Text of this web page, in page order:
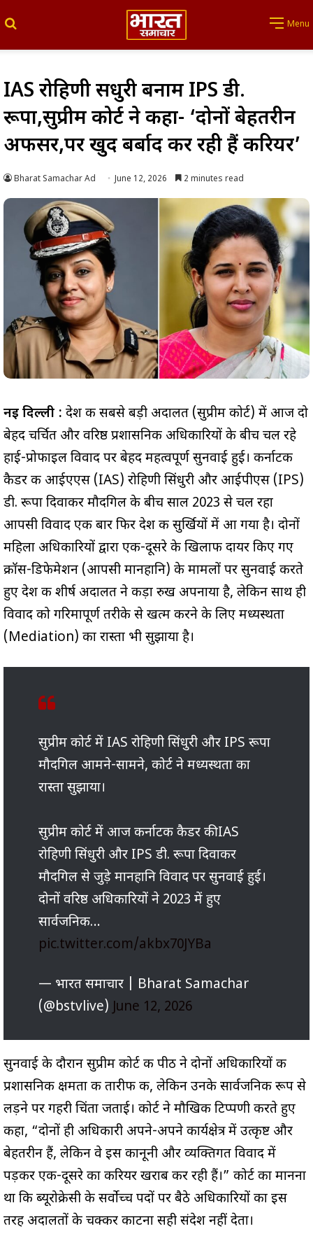
Menu
IAS रोहिणी सिंधुरी बनाम IPS डी.
रूपा,सुप्रीम कोर्ट ने कहा- ‘दोनों बेहतरीन
अफसर,पर खुद बर्बाद कर रही हैं करियर’
Bharat Samachar Ad June 12, 2026 2 minutes read
नई दिल्ली : देश की सबसे बड़ी अदालत (सुप्रीम कोर्ट) में आज दो
बेहद चर्चित और वरिष्ठ प्रशासनिक अधिकारियों के बीच चल रहे
हाई-प्रोफाइल विवाद पर बेहद महत्वपूर्ण सुनवाई हुई। कर्नाटक
कैडर की आईएएस (IAS) रोहिणी सिंधुरी और आईपीएस (IPS)
डी. रूपा दिवाकर मौदगिल के बीच साल 2023 से चल रहा
आपसी विवाद एक बार फिर देश की सुर्खियों में आ गया है। दोनों
महिला अधिकारियों द्वारा एक-दूसरे के खिलाफ दायर किए गए
क्रॉस-डिफेमेशन (आपसी मानहानि) के मामलों पर सुनवाई करते
हुए देश की शीर्ष अदालत ने कड़ा रुख अपनाया है, लेकिन साथ ही
विवाद को गरिमापूर्ण तरीके से खत्म करने के लिए मध्यस्थता
(Mediation) का रास्ता भी सुझाया है।
सुप्रीम कोर्ट में IAS रोहिणी सिंधुरी और IPS रूपा
मौदगिल आमने-सामने, कोर्ट ने मध्यस्थता का
रास्ता सुझाया।
सुप्रीम कोर्ट में आज कर्नाटक कैडर की IAS
रोहिणी सिंधुरी और IPS डी. रूपा दिवाकर
मौदगिल से जुड़े मानहानि विवाद पर सुनवाई हुई।
दोनों वरिष्ठ अधिकारियों ने 2023 में हुए
सार्वजनिक…
pic.twitter.com/akbx70JYBa
— भारत समाचार | Bharat Samachar
(@bstvlive) June 12, 2026
सुनवाई के दौरान सुप्रीम कोर्ट की पीठ ने दोनों अधिकारियों की
प्रशासनिक क्षमता की तारीफ की, लेकिन उनके सार्वजनिक रूप से
लड़ने पर गहरी चिंता जताई। कोर्ट ने मौखिक टिप्पणी करते हुए
कहा, “दोनों ही अधिकारी अपने-अपने कार्यक्षेत्र में उत्कृष्ट और
बेहतरीन हैं, लेकिन वे इस कानूनी और व्यक्तिगत विवाद में
पड़कर एक-दूसरे का करियर खराब कर रही हैं।” कोर्ट का मानना
था कि ब्यूरोक्रेसी के सर्वोच्च पदों पर बैठे अधिकारियों का इस
तरह अदालतों के चक्कर काटना सही संदेश नहीं देता।